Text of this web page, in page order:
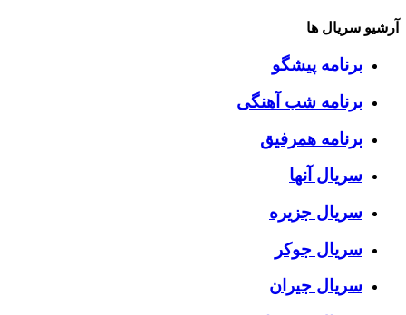
آرشیو سریال ها
برنامه پیشگو
برنامه شب آهنگی
برنامه همرفیق
سریال آنها
سریال جزیره
سریال جوکر
سریال جیران